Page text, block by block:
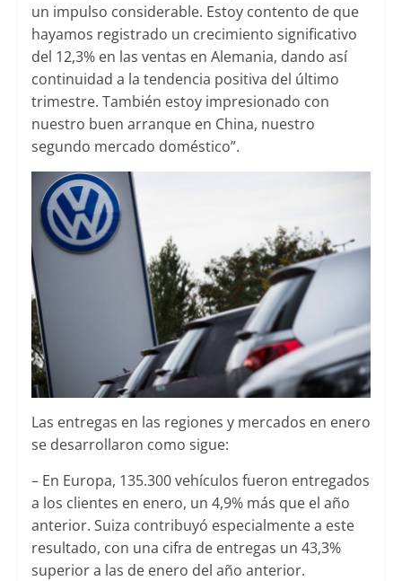
un impulso considerable. Estoy contento de que
hayamos registrado un crecimiento significativo
del 12,3% en las ventas en Alemania, dando así
continuidad a la tendencia positiva del último
trimestre. También estoy impresionado con
nuestro buen arranque en China, nuestro
segundo mercado doméstico”.
Las entregas en las regiones y mercados en enero
se desarrollaron como sigue:
– En Europa, 135.300 vehículos fueron entregados
a los clientes en enero, un 4,9% más que el año
anterior. Suiza contribuyó especialmente a este
resultado, con una cifra de entregas un 43,3%
superior a las de enero del año anterior.